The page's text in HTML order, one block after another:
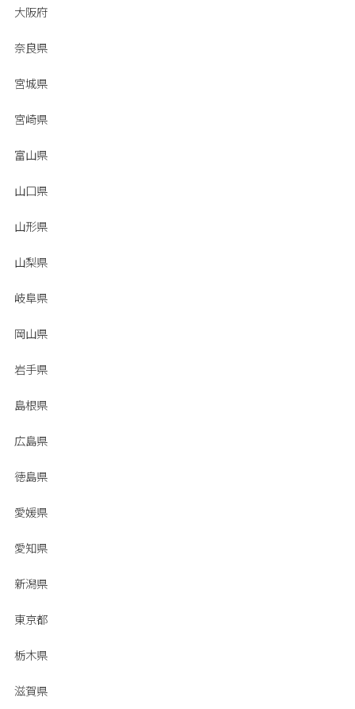
大阪府
奈良県
宮城県
宮崎県
富山県
山口県
山形県
山梨県
岐阜県
岡山県
岩手県
島根県
広島県
徳島県
愛媛県
愛知県
新潟県
東京都
栃木県
滋賀県